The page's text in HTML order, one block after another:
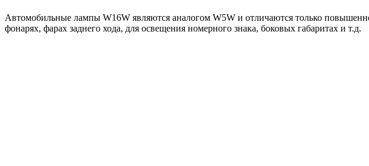
Автомобильные лампы W16W являются аналогом W5W и отличаются только
фонарях, фарах заднего хода, для освещения номерного знака, боковых габаритах и т.д.